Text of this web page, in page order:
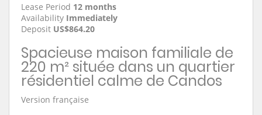
Lease Period 12 months
Availability Immediately
Deposit US$864.20
Spacieuse maison familiale de
220 m² située dans un quartier
résidentiel calme de Candos
Version française